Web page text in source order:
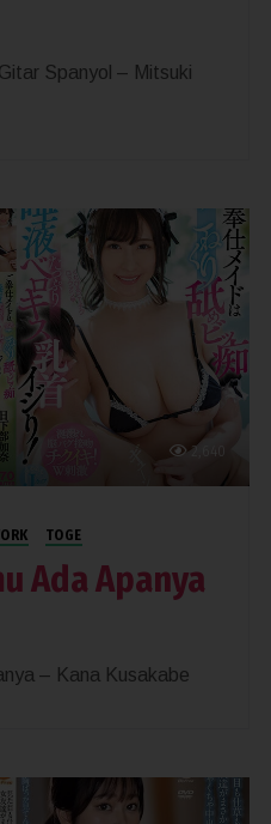
Spanyol – Mitsuki
2,640
TOGE
Ada Apanya
– Kana Kusakabe